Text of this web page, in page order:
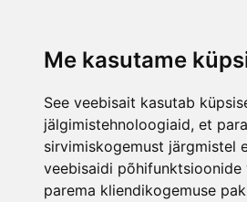
Me kasutame
See veebisait kasutab
jälgimistehnoloogiaid, et
sirvimiskogemust järgmistel
veebisaidi põhifunktsioonide
parema kliendikogemuse